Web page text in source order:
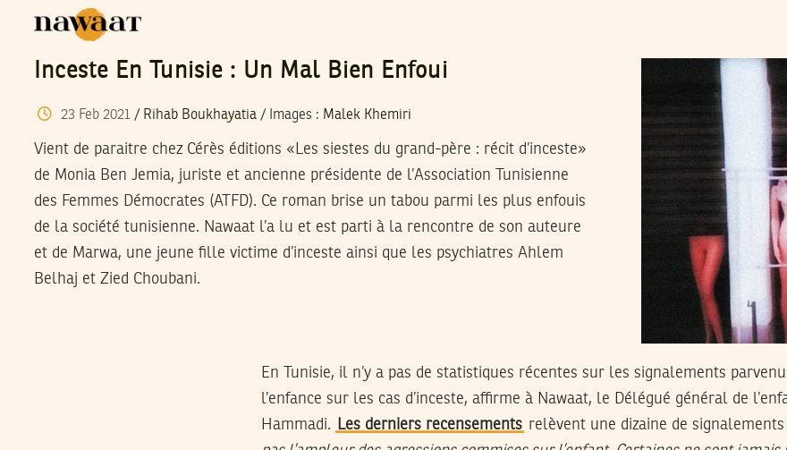
Inceste En Tunisie : Un Mal Bien Enfoui
23 Feb 2021 / Rihab Boukhayatia / Images : Malek Khemiri
Vient de paraitre chez Cérès éditions «Les siestes du grand-père : récit d’inceste»
de Monia Ben Jemia, juriste et ancienne présidente de l’Association Tunisienne
des Femmes Démocrates (ATFD). Ce roman brise un tabou parmi les plus enfouis
de la société tunisienne. Nawaat l’a lu et est parti à la rencontre de son auteure
et de Marwa, une jeune fille victime d’inceste ainsi que les psychiatres Ahlem
Belhaj et Zied Choubani.
En Tunisie, il n’y a pas de statistiques récentes sur les signalements
l’enfance sur les cas d’inceste, affirme à Nawaat, le Délégué général de
Hammadi.
Les derniers recensements relèvent une dizaine de signalements